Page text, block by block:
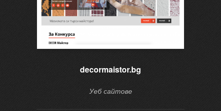
decormaistor.bg
Уеб сайтове